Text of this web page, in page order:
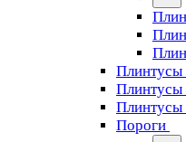
Плинтусы
Плинтусы
Плинтусы
Пороги